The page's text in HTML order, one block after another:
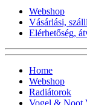
Webshop
Vásárlási,
Elérhetőség,
Home
Webshop
Radiátorok
Vogel & Noot